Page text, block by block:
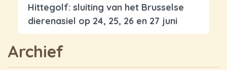
Hittegolf: sluiting van het Brusselse
dierenasiel op 24, 25, 26 en 27 juni
Archief